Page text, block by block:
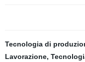
Tecnologia di
Lavorazione,